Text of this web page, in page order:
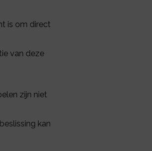
is om direct
van deze
zijn niet
kan